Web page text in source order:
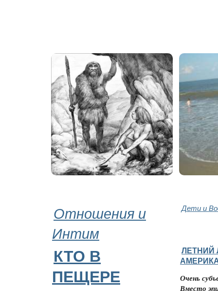
Отношения и
Интим
Дети и
КТО В
ПЕЩЕРЕ
ЛЕТНИЙ
Очень
Вместо